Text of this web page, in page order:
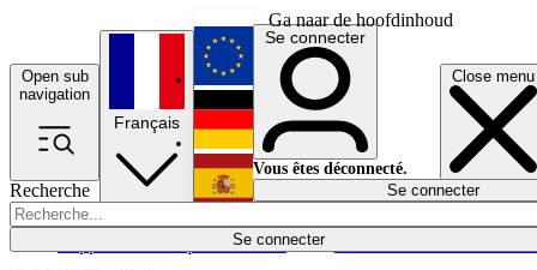
Ga naar de hoofdinhoud
Open sub
navigation
Close menu
Recherche
Se connecter
Économie
Français
English
Deutsch
Español
Se connecter
Vous êtes déconnecté.
Se connecter